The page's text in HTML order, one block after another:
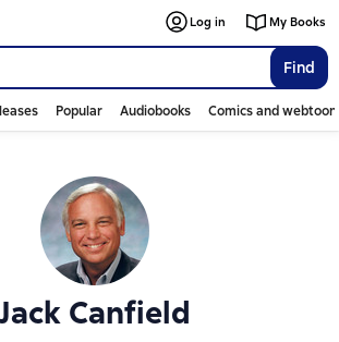
Find
Log in My Books
Popular Audiobooks Comics and
Jack Canfield